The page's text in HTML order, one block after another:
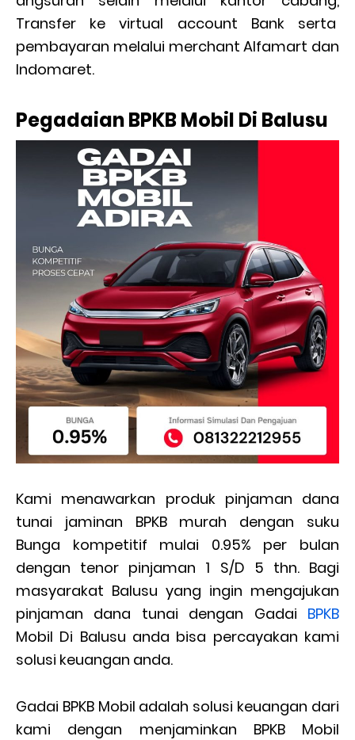
Transfer ke virtual account Bank serta
pembayaran melalui merchant Alfamart dan
Indomaret.
Pegadaian BPKB Mobil Di Balusu
Kami menawarkan produk pinjaman dana
tunai jaminan BPKB murah dengan suku
Bunga kompetitif mulai 0.95% per bulan
dengan tenor pinjaman 1 S/D 5 thn. Bagi
masyarakat Balusu yang ingin mengajukan
pinjaman dana tunai dengan Gadai BPKB
Mobil Di Balusu anda bisa percayakan kami
solusi keuangan anda.
Gadai BPKB Mobil adalah solusi keuangan dari
kami dengan menjaminkan BPKB Mobil